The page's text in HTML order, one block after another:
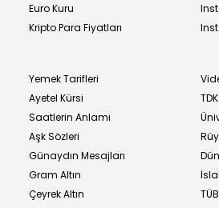
Euro Kuru
Kripto Para Fiyatları
Yemek Tarifleri
Ayetel Kürsi
Saatlerin Anlamı
Aşk Sözleri
Günaydın Mesajları
Gram Altın
Çeyrek Altın